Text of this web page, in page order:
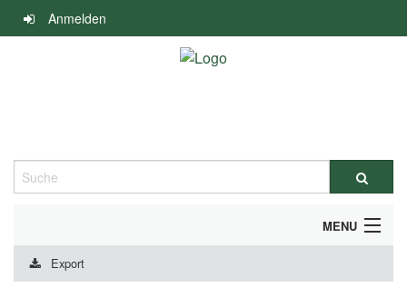
Navigation
überspringen
Anmelden
Suche
MENU
DURCHFÜHRUNG UND FINANZIERUNG
Export